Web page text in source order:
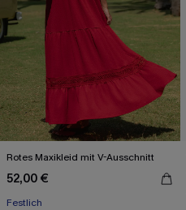
Rotes Maxikleid mit V-Ausschnitt
52,00 €
Festlich